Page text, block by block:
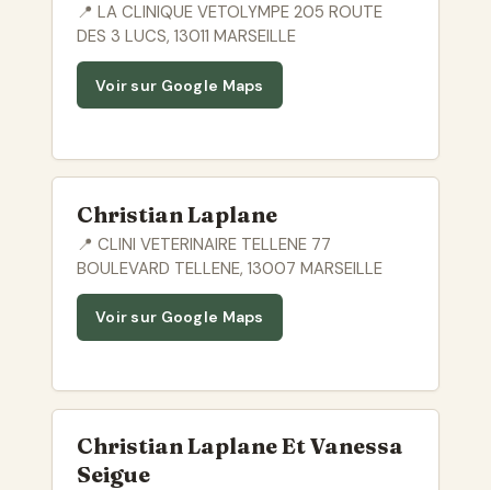
📍 LA CLINIQUE VETOLYMPE 205 ROUTE
DES 3 LUCS, 13011 MARSEILLE
Voir sur Google Maps
Christian Laplane
📍 CLINI VETERINAIRE TELLENE 77
BOULEVARD TELLENE, 13007 MARSEILLE
Voir sur Google Maps
Christian Laplane Et Vanessa
Seigue